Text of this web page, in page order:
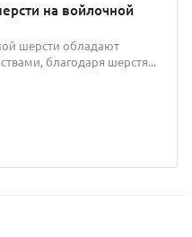
на войлочной
шерсти обладают
благодаря шерстя...